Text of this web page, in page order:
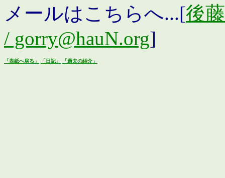
メールはこちらへ...[後
/ gorry@hauN.org]
「表紙へ戻る」 「日記」 「過去の紹介」